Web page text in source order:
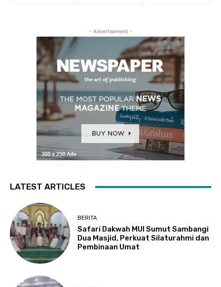
- Advertisement -
LATEST ARTICLES
BERITA
Safari Dakwah MUI Sumut Sambangi
Dua Masjid, Perkuat Silaturahmi dan
Pembinaan Umat